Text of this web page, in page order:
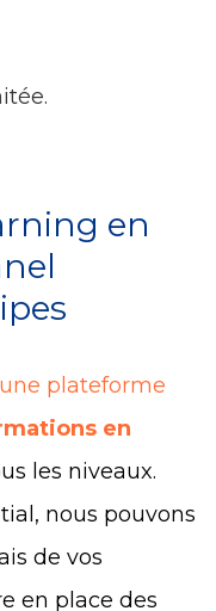
en
plateforme
en
les niveaux.
nous pouvons
de vos
en place des